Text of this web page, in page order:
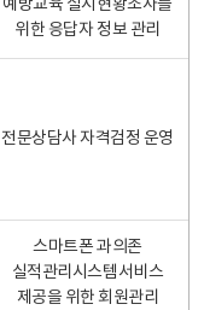
예방교육 실시현황조사를
위한 응답자 정보 관리
전문상담사 자격검정 운영
스마트폰 과의존
실적관리시스템서비스
제공을 위한 회원관리